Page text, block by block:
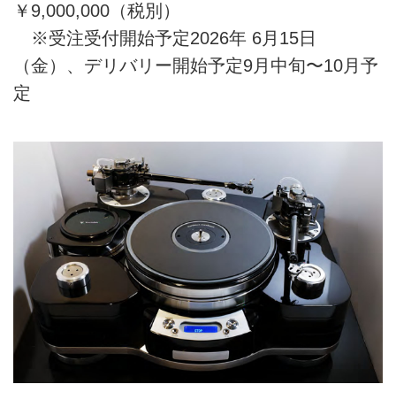
￥9,000,000（税別）
※受注受付開始予定2026年 6月15日
（金）、デリバリー開始予定9月中旬〜10月予
定